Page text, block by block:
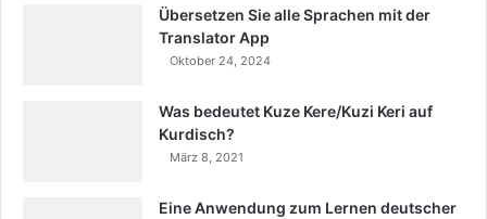
Übersetzen Sie alle Sprachen mit der
Translator App
Oktober 24, 2024
Was bedeutet Kuze Kere/Kuzi Keri auf
Kurdisch?
März 8, 2021
Eine Anwendung zum Lernen deutscher